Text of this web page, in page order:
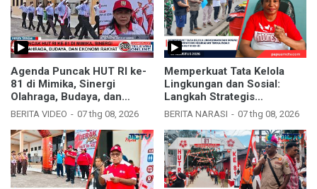
Agenda Puncak HUT RI ke-
81 di Mimika, Sinergi
Olahraga, Budaya, dan
Ekonomi Rakyat
BERITA VIDEO 07 thg 08, 2026
Memperkuat Tata Kelola
Lingkungan dan Sosial:
Langkah Strategis
Kelurahan Timika Indah
Menjelang HUT RI ke-81
BERITA NARASI 07 thg 08, 2026